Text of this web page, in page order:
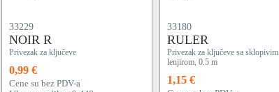
33229
NOIR R
Privezak za ključeve
0,99 €
Cene su bez PDV-a
33180
RULER
Privezak za ključeve sa sklopivim
lenjirom, 0.5 m
1,15 €